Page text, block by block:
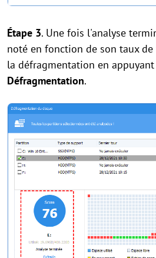
Étape 3. Une fois l'analyse
noté en fonction de son taux
la défragmentation en
Défragmentation.